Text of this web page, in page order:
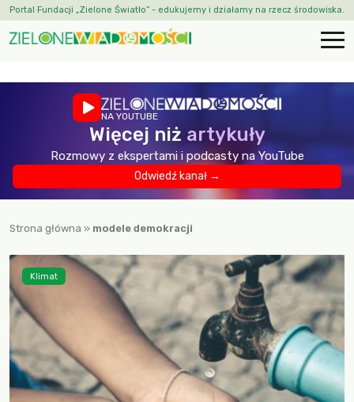
Portal Fundacji „Zielone Światło” - edukujemy i działamy na rzecz środowiska.
NA YOUTUBE
Więcej niż artykuły
Rozmowy z ekspertami i podcasty na YouTube
Odwiedź kanał →
Strona główna » modele demokracji
Klimat